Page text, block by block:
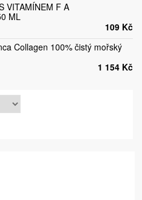
VITAMÍNEM F A
ML
109 Kč
Collagen 100% čistý mořský
1 154 Kč